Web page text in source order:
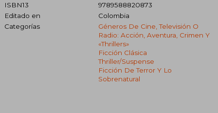
ISBN13
9789588820873
Editado en
Colombia
Categorías
Géneros De Cine, Televisión O
Radio: Acción, Aventura, Crimen Y
«thrillers»
Ficción Clásica
Thriller/suspense
Ficción De Terror Y Lo
Sobrenatural